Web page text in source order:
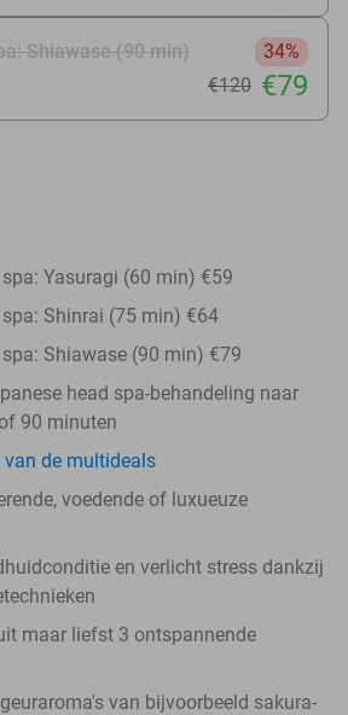
Shiawase (90 min)
34%
€120 €79
Yasuragi (60 min) €59
Shinrai (75 min) €64
Shiawase (90 min) €79
head spa-behandeling naar
90 minuten
de multideals
voedende of luxueuze
en verlicht stress dankzij
maar liefst 3 ontspannende
van bijvoorbeeld sakura-